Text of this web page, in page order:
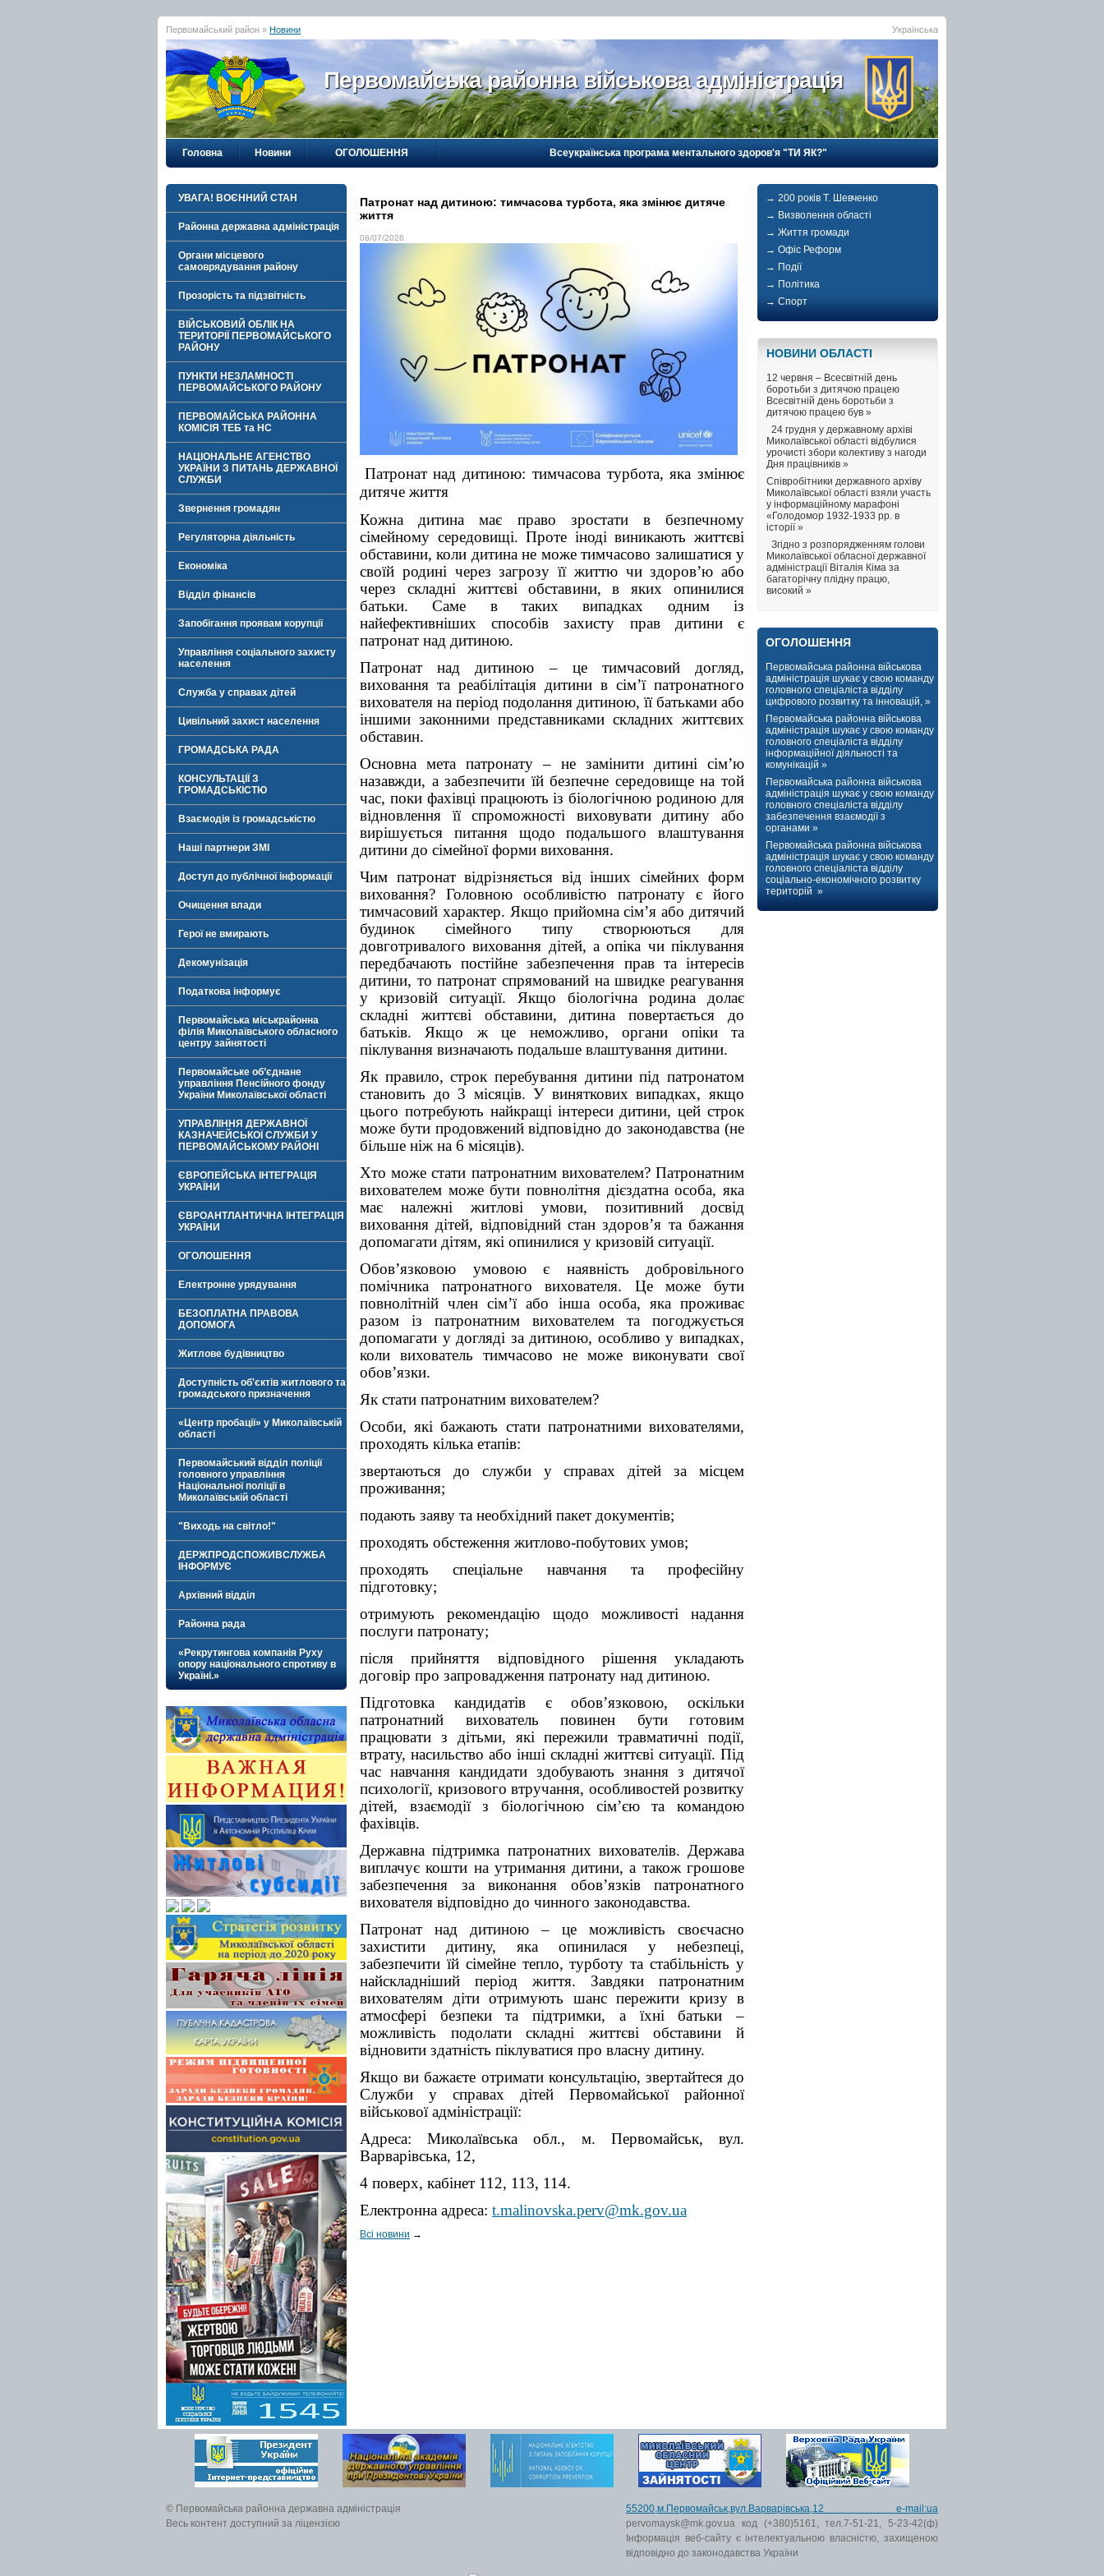
Первомайський район » Новини Українська
Первомайська районна військова адміністрація
Головна Новини ОГОЛОШЕННЯ Всеукраїнська програма ментального здоров'я "ТИ ЯК?"
УВАГА! ВОЄННИЙ СТАН
Районна державна адміністрація
Органи місцевого
самоврядування району
Прозорість та підзвітність
ВІЙСЬКОВИЙ ОБЛІК НА
ТЕРИТОРІЇ ПЕРВОМАЙСЬКОГО
РАЙОНУ
ПУНКТИ НЕЗЛАМНОСТІ
ПЕРВОМАЙСЬКОГО РАЙОНУ
ПЕРВОМАЙСЬКА РАЙОННА
КОМІСІЯ ТЕБ та НС
НАЦІОНАЛЬНЕ АГЕНСТВО
УКРАЇНИ З ПИТАНЬ ДЕРЖАВНОЇ
СЛУЖБИ
Звернення громадян
Регуляторна діяльність
Економіка
Відділ фінансів
Запобігання проявам корупції
Управління соціального захисту
населення
Служба у справах дітей
Цивільний захист населення
ГРОМАДСЬКА РАДА
КОНСУЛЬТАЦІЇ З
ГРОМАДСЬКІСТЮ
Взаємодія із громадськістю
Наші партнери ЗМІ
Доступ до публічної інформації
Очищення влади
Герої не вмирають
Декомунізація
Податкова інформує
Первомайська міськрайонна
філія Миколаївського обласного
центру зайнятості
Первомайське об’єднане
управління Пенсійного фонду
України Миколаївської області
УПРАВЛІННЯ ДЕРЖАВНОЇ
КАЗНАЧЕЙСЬКОЇ СЛУЖБИ У
ПЕРВОМАЙСЬКОМУ РАЙОНІ
ЄВРОПЕЙСЬКА ІНТЕГРАЦІЯ
УКРАЇНИ
ЄВРОАНТЛАНТИЧНА ІНТЕГРАЦІЯ
УКРАЇНИ
ОГОЛОШЕННЯ
Електронне урядування
БЕЗОПЛАТНА ПРАВОВА
ДОПОМОГА
Житлове будівництво
Доступність об'єктів житлового та
громадського призначення
«Центр пробації» у Миколаївській
області
Первомайський відділ поліції
головного управління
Національної поліції в
Миколаївській області
"Виходь на світло!"
ДЕРЖПРОДСПОЖИВСЛУЖБА
ІНФОРМУЄ
Архівний відділ
Районна рада
«Рекрутингова компанія Руху
опору національного спротиву в
Україні.»
Патронат над дитиною: тимчасова турбота, яка змінює дитяче
життя
08/07/2026
Патронат над дитиною: тимчасова турбота, яка змінює
дитяче життя
Кожна дитина має право зростати в безпечному
сімейному середовищі. Проте іноді виникають життєві
обставини, коли дитина не може тимчасово залишатися у
своїй родині через загрозу її життю чи здоров’ю або
через складні життєві обставини, в яких опинилися
батьки. Саме в таких випадках одним із
найефективніших способів захисту прав дитини є
патронат над дитиною.
Патронат над дитиною – це тимчасовий догляд,
виховання та реабілітація дитини в сім’ї патронатного
вихователя на період подолання дитиною, її батьками або
іншими законними представниками складних життєвих
обставин.
Основна мета патронату – не замінити дитині сім’ю
назавжди, а забезпечити їй безпечне середовище на той
час, поки фахівці працюють із біологічною родиною для
відновлення її спроможності виховувати дитину або
вирішується питання щодо подальшого влаштування
дитини до сімейної форми виховання.
Чим патронат відрізняється від інших сімейних форм
виховання? Головною особливістю патронату є його
тимчасовий характер. Якщо прийомна сім’я або дитячий
будинок сімейного типу створюються для
довготривалого виховання дітей, а опіка чи піклування
передбачають постійне забезпечення прав та інтересів
дитини, то патронат спрямований на швидке реагування
у кризовій ситуації. Якщо біологічна родина долає
складні життєві обставини, дитина повертається до
батьків. Якщо ж це неможливо, органи опіки та
піклування визначають подальше влаштування дитини.
Як правило, строк перебування дитини під патронатом
становить до 3 місяців. У виняткових випадках, якщо
цього потребують найкращі інтереси дитини, цей строк
може бути продовжений відповідно до законодавства (не
більше ніж на 6 місяців).
Хто може стати патронатним вихователем? Патронатним
вихователем може бути повнолітня дієздатна особа, яка
має належні житлові умови, позитивний досвід
виховання дітей, відповідний стан здоров’я та бажання
допомагати дітям, які опинилися у кризовій ситуації.
Обов’язковою умовою є наявність добровільного
помічника патронатного вихователя. Це може бути
повнолітній член сім’ї або інша особа, яка проживає
разом із патронатним вихователем та погоджується
допомагати у догляді за дитиною, особливо у випадках,
коли вихователь тимчасово не може виконувати свої
обов’язки.
Як стати патронатним вихователем?
Особи, які бажають стати патронатними вихователями,
проходять кілька етапів:
звертаються до служби у справах дітей за місцем
проживання;
подають заяву та необхідний пакет документів;
проходять обстеження житлово-побутових умов;
проходять спеціальне навчання та професійну
підготовку;
отримують рекомендацію щодо можливості надання
послуги патронату;
після прийняття відповідного рішення укладають
договір про запровадження патронату над дитиною.
Підготовка кандидатів є обов’язковою, оскільки
патронатний вихователь повинен бути готовим
працювати з дітьми, які пережили травматичні події,
втрату, насильство або інші складні життєві ситуації. Під
час навчання кандидати здобувають знання з дитячої
психології, кризового втручання, особливостей розвитку
дітей, взаємодії з біологічною сім’єю та командою
фахівців.
Державна підтримка патронатних вихователів. Держава
виплачує кошти на утримання дитини, а також грошове
забезпечення за виконання обов’язків патронатного
вихователя відповідно до чинного законодавства.
Патронат над дитиною – це можливість своєчасно
захистити дитину, яка опинилася у небезпеці,
забезпечити їй сімейне тепло, турботу та стабільність у
найскладніший період життя. Завдяки патронатним
вихователям діти отримують шанс пережити кризу в
атмосфері безпеки та підтримки, а їхні батьки –
можливість подолати складні життєві обставини й
відновити здатність піклуватися про власну дитину.
Якщо ви бажаєте отримати консультацію, звертайтеся до
Служби у справах дітей Первомайської районної
військової адміністрації:
Адреса: Миколаївська обл., м. Первомайськ, вул.
Варварівська, 12,
4 поверх, кабінет 112, 113, 114.
Електронна адреса: t.malinovska.perv@mk.gov.ua
Всі новини →
→ 200 років Т. Шевченко
→ Визволення області
→ Життя громади
→ Офіс Реформ
→ Події
→ Політика
→ Спорт
НОВИНИ ОБЛАСТI
12 червня – Всесвітній день
боротьби з дитячою працею
Всесвітній день боротьби з
дитячою працею був »
24 грудня у державному архіві
Миколаївської області відбулися
урочисті збори колективу з нагоди
Дня працівників »
Співробітники державного архіву
Миколаївської області взяли участь
у інформаційному марафоні
«Голодомор 1932-1933 рр. в
історії »
Згідно з розпорядженням голови
Миколаївської обласної державної
адміністрації Віталія Кіма за
багаторічну плідну працю,
високий »
ОГОЛОШЕННЯ
Первомайська районна військова
адміністрація шукає у свою команду
головного спеціаліста відділу
цифрового розвитку та інновацій, »
Первомайська районна військова
адміністрація шукає у свою команду
головного спеціаліста відділу
інформаційної діяльності та
комунікацій »
Первомайська районна військова
адміністрація шукає у свою команду
головного спеціаліста відділу
забезпечення взаємодії з
органами »
Первомайська районна військова
адміністрація шукає у свою команду
головного спеціаліста відділу
соціально-економічного розвитку
територій »
© Первомайська районна державна адміністрація
Весь контент доступний за ліцензією
55200,м.Первомайськ,вул.Варварівська,12 e-mail:ua
pervomaysk@mk.gov.ua код (+380)5161, тел.7-51-21, 5-23-42(ф)
Інформація веб-сайту є інтелектуальною власністю, захищеною
відповідно до законодавства України